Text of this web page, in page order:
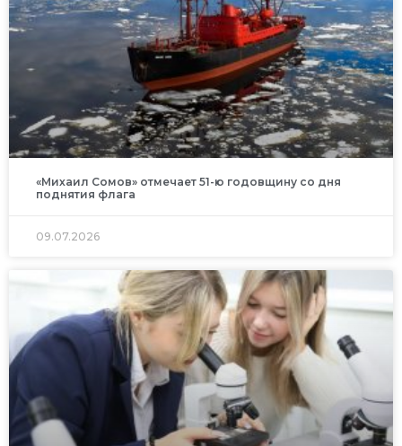
«Михаил Сомов» отмечает 51-ю годовщину со дня
поднятия флага
09.07.2026